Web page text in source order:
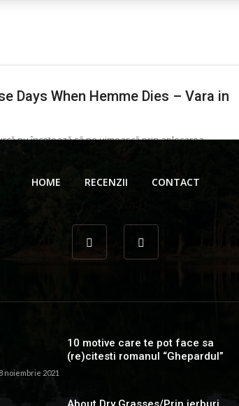
Days When Hemme Dies – Vara in
nu încetează să ne uimească prin aplecarea
HOME RECENZII CONTACT
10 motive care te pot face sa
(re)citesti romanul “Ghepardul”
noiembrie 2021